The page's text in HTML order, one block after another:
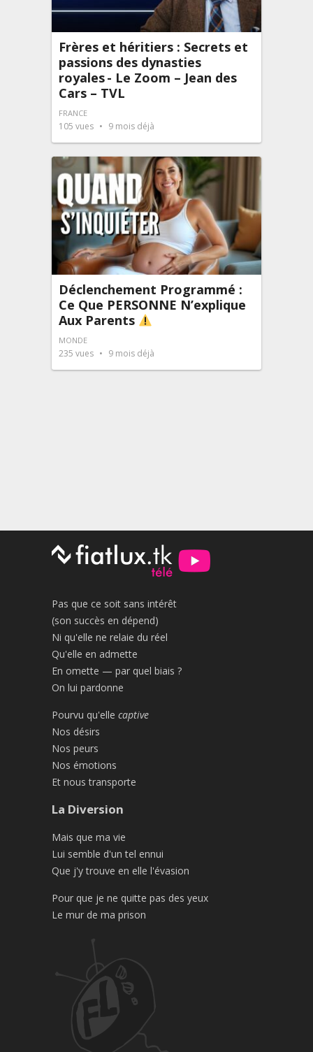
Frères et héritiers : Secrets et
passions des dynasties
royales - Le Zoom – Jean des
Cars – TVL
FRANCE
105 vues 9 mois déjà
Déclenchement Programmé :
Ce Que PERSONNE N’explique
Aux Parents
MONDE
235 vues 9 mois déjà
Pas que ce soit sans intérêt
(son succès en dépend)
Ni qu'elle ne relaie du réel
Qu'elle en admette
En omette — par quel biais ?
On lui pardonne
Pourvu qu'elle captive
Nos désirs
Nos peurs
Nos émotions
Et nous transporte
La Diversion
Mais que ma vie
Lui semble d'un tel ennui
Que j'y trouve en elle l'évasion
Pour que je ne quitte pas des yeux
Le mur de ma prison